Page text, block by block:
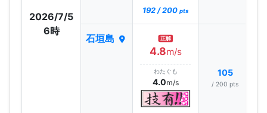
2026/7/5
6時
192 / 200 pts
石垣島 正解
4.8m/s
わたぐも
4.0m/s
105
/ 200 pts